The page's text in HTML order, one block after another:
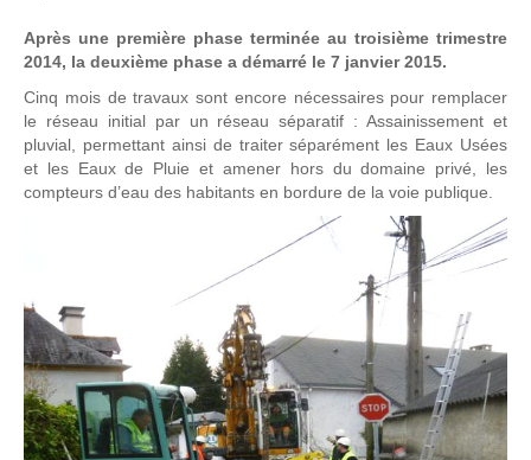
Après une première phase terminée au troisième trimestre
2014, la deuxième phase a démarré le 7 janvier 2015.
Cinq mois de travaux sont encore nécessaires pour remplacer
le réseau initial par un réseau séparatif : Assainissement et
pluvial, permettant ainsi de traiter séparément les Eaux Usées
et les Eaux de Pluie et amener hors du domaine privé, les
compteurs d’eau des habitants en bordure de la voie publique.